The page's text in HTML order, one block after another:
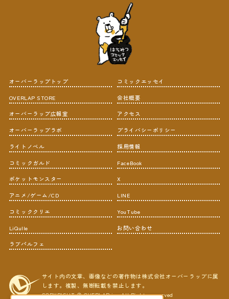
オーバーラップトップ
OVERLAP STORE
オーバーラップ広報室
オーバーラップラボ
ライトノベル
コミックガルド
ポケットモンスター
アニメ/ゲーム/CD
コミッククリエ
LiQulle
ラブパルフェ
コミックエッセイ
会社概要
アクセス
プライバシーポリシー
採用情報
FaceBook
X
LINE
YouTube
お問い合わせ
サイト内の文章、画像などの著作物は株式会社オーバーラップに属
します。複製、無断転載を禁止します。
COPYRIGHT © OVERLAP,inc All Rights reserved